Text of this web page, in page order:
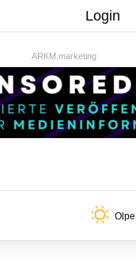
Login
ARKM.marketing
Olpe